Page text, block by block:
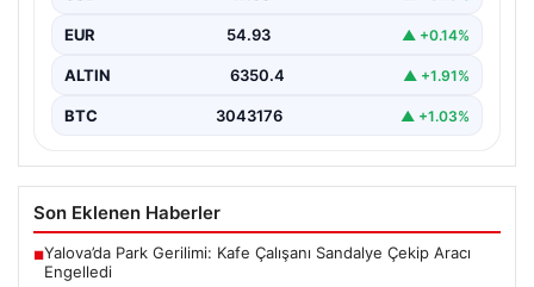
toplanıyor.…
EUR 54.93 ▲ +0.14%
ALTIN 6350.4 ▲ +1.91%
BTC 3043176 ▲ +1.03%
Son Eklenen Haberler
■Yalova’da Park Gerilimi: Kafe Çalışanı Sandalye Çekip Aracı
Engelledi